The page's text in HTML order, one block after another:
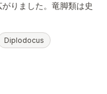
りました。竜脚類は史
Diplodocus